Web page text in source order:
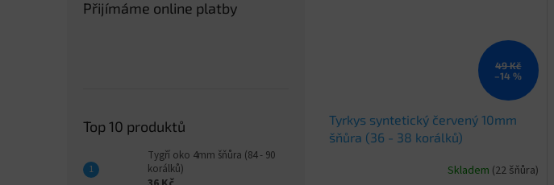
Přijímáme online platby
Top 10 produktů
Tygří oko 4mm šňůra (84 - 90
korálků)
49 Kč
–14 %
Tyrkys syntetický červený 10mm
šňůra (36 - 38 korálků)
Skladem (22 šňůra)